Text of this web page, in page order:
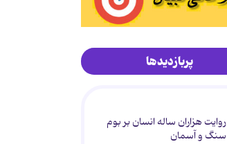
پربازدیدها
روایت هزاران ساله انسان بر بوم
سنگ و آسمان